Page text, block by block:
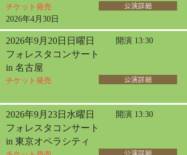
チケット発売
2026年4月30日
公演詳細
2026年9月20日日曜日 開演 13:30
フォレスタコンサート
in 名古屋
チケット発売 公演詳細
2026年9月23日水曜日 開演 13:30
フォレスタコンサート
in 東京オペラシティ
公演詳細